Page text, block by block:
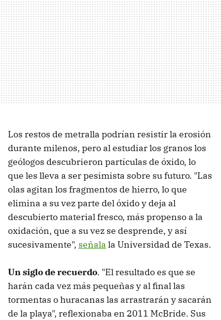
Los restos de metralla podrían resistir la erosión
durante milenos, pero al estudiar los granos los
geólogos descubrieron partículas de óxido, lo
que les lleva a ser pesimista sobre su futuro. "Las
olas agitan los fragmentos de hierro, lo que
elimina a su vez parte del óxido y deja al
descubierto material fresco, más propenso a la
oxidación, que a su vez se desprende, y así
sucesivamente", señala la Universidad de Texas.
Un siglo de recuerdo. "El resultado es que se
harán cada vez más pequeñas y al final las
tormentas o huracanas las arrastrarán y sacarán
de la playa", reflexionaba en 2011 McBride. Sus